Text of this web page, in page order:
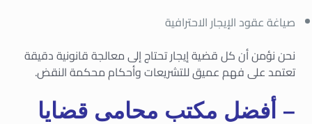
صياغة عقود الإيجار الاحترافية
نحن نؤمن أن كل قضية إيجار تحتاج إلى معالجة قانونية دقيقة
تعتمد على فهم عميق للتشريعات وأحكام محكمة النقض.
– أفضل مكتب محامى قضايا